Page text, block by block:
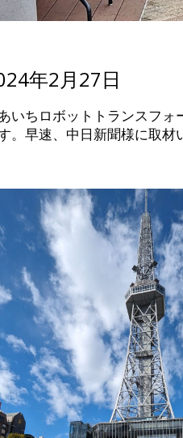
年2月27日
あいちロボットトランスフ
。早速、中日新聞様に取材